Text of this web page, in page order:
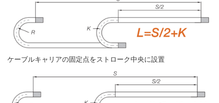
ケーブルキャリアの固定点をストローク中央に設置